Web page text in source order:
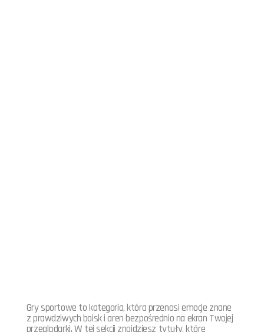
Gry sportowe to kategoria, która przenosi emocje znane
z prawdziwych boisk i aren bezpośrednio na ekran Twojej
przeglądarki. W tej sekcji znajdziesz tytuły, które